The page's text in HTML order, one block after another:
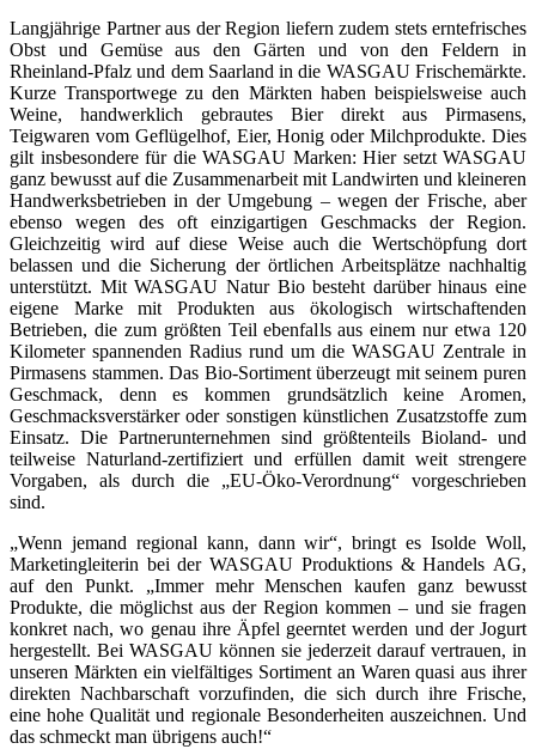
Langjährige Partner aus der Region liefern zudem stets erntefrisches
Obst und Gemüse aus den Gärten und von den Feldern in
Rheinland-Pfalz und dem Saarland in die WASGAU Frischemärkte.
Kurze Transportwege zu den Märkten haben beispielsweise auch
Weine, handwerklich gebrautes Bier direkt aus Pirmasens,
Teigwaren vom Geflügelhof, Eier, Honig oder Milchprodukte. Dies
gilt insbesondere für die WASGAU Marken: Hier setzt WASGAU
ganz bewusst auf die Zusammenarbeit mit Landwirten und kleineren
Handwerksbetrieben in der Umgebung – wegen der Frische, aber
ebenso wegen des oft einzigartigen Geschmacks der Region.
Gleichzeitig wird auf diese Weise auch die Wertschöpfung dort
belassen und die Sicherung der örtlichen Arbeitsplätze nachhaltig
unterstützt. Mit WASGAU Natur Bio besteht darüber hinaus eine
eigene Marke mit Produkten aus ökologisch wirtschaftenden
Betrieben, die zum größten Teil ebenfalls aus einem nur etwa 120
Kilometer spannenden Radius rund um die WASGAU Zentrale in
Pirmasens stammen. Das Bio-Sortiment überzeugt mit seinem puren
Geschmack, denn es kommen grundsätzlich keine Aromen,
Geschmacksverstärker oder sonstigen künstlichen Zusatzstoffe zum
Einsatz. Die Partnerunternehmen sind größtenteils Bioland- und
teilweise Naturland-zertifiziert und erfüllen damit weit strengere
Vorgaben, als durch die „EU-Öko-Verordnung“ vorgeschrieben
sind.
„Wenn jemand regional kann, dann wir“, bringt es Isolde Woll,
Marketingleiterin bei der WASGAU Produktions & Handels AG,
auf den Punkt. „Immer mehr Menschen kaufen ganz bewusst
Produkte, die möglichst aus der Region kommen – und sie fragen
konkret nach, wo genau ihre Äpfel geerntet werden und der Jogurt
hergestellt. Bei WASGAU können sie jederzeit darauf vertrauen, in
unseren Märkten ein vielfältiges Sortiment an Waren quasi aus ihrer
direkten Nachbarschaft vorzufinden, die sich durch ihre Frische,
eine hohe Qualität und regionale Besonderheiten auszeichnen. Und
das schmeckt man übrigens auch!“